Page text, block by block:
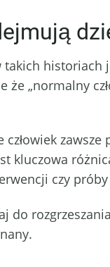
historiach
że „normalny
człowiek
kluczowa
czy
do